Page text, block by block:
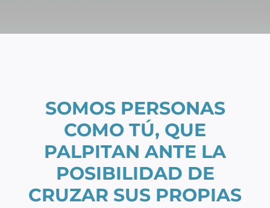
SOMOS PERSONAS
COMO TÚ, QUE
PALPITAN ANTE LA
POSIBILIDAD DE
CRUZAR SUS PROPIAS